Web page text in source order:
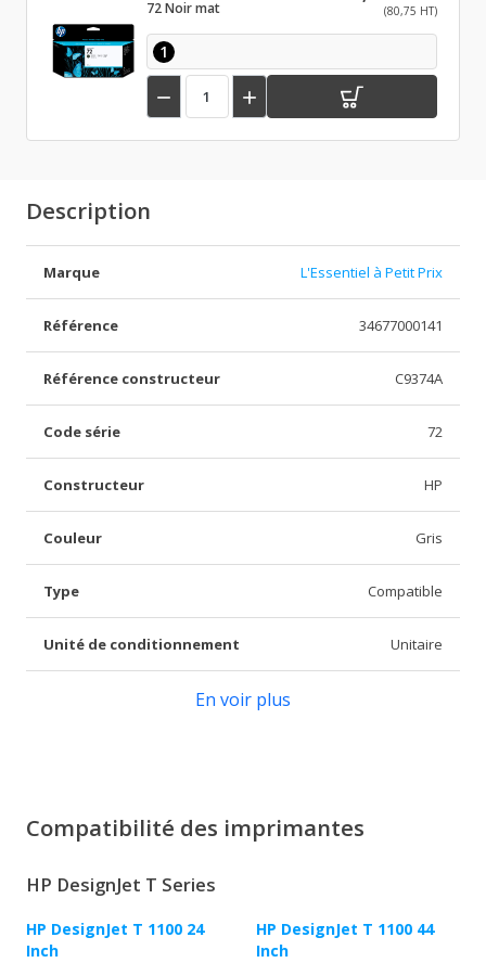
72 Noir mat
(80,75 HT)
1
 
Description
Marque L'Essentiel à Petit Prix
Référence 34677000141
Référence constructeur C9374A
Code série 72
Constructeur HP
Couleur Gris
Type Compatible
Unité de conditionnement Unitaire
En voir plus
Compatibilité des imprimantes
HP DesignJet T Series
HP DesignJet T 1100 24
Inch
HP DesignJet T 1100 44
Inch